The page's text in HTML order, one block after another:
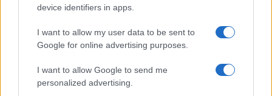
device identifiers in apps.
I want to allow my user data to be sent to
Google for online advertising purposes.
I want to allow Google to send me
personalized advertising.
Συνεπώς φαίνεται πως η λύση έρχεται από την
διάρρηξη της αλυσίδας ροής του χρήματος
μεταξύ των δύο προαναφερόμενων μερών.
εγκληματικές καμπάνιες αλλαγής καταναλωτικής
κουλτούρας, πλέον θα χρησιμοποιηθούν όλα τα